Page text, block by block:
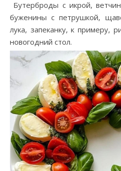
Бутерброды с икрой,
буженины с петрушкой,
лука, запеканку, к примеру,
новогодний стол.